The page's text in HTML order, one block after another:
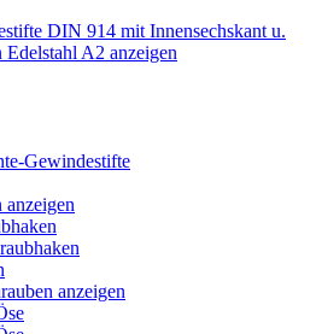
DIN 914 mit Innensechskant u.
Edelstahl A2 anzeigen
Gewindestifte
anzeigen